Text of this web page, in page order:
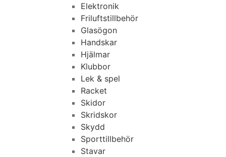
Elektronik
Friluftstillbehör
Glasögon
Handskar
Hjälmar
Klubbor
Lek & spel
Racket
Skidor
Skridskor
Skydd
Sporttillbehör
Stavar